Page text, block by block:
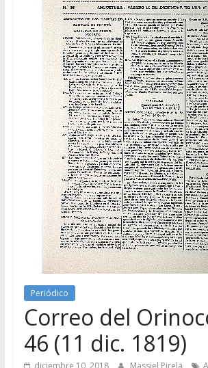
Periódico
Correo del
46 (11 dic. 1819)
diciembre 10, 2018 Massiel Pirela